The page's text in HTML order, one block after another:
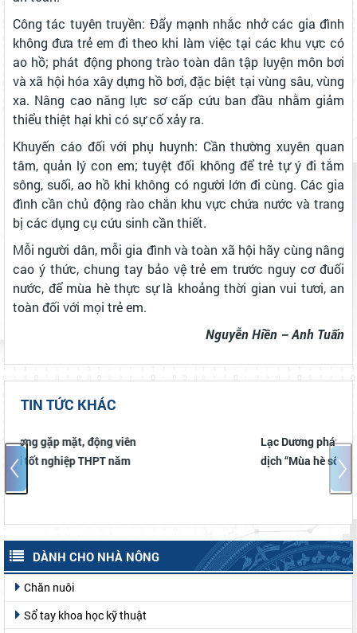
Công tác tuyên truyền: Đẩy mạnh nhắc nhở các gia đình
không đưa trẻ em đi theo khi làm việc tại các khu vực có
ao hồ; phát động phong trào toàn dân tập luyện môn bơi
và xã hội hóa xây dựng hồ bơi, đặc biệt tại vùng sâu, vùng
xa. Nâng cao năng lực sơ cấp cứu ban đầu nhằm giảm
thiểu thiệt hại khi có sự cố xảy ra.
Khuyến cáo đối với phụ huynh: Cần thường xuyên quan
tâm, quản lý con em; tuyệt đối không để trẻ tự ý đi tắm
sông, suối, ao hồ khi không có người lớn đi cùng. Các gia
đình cần chủ động rào chắn khu vực chứa nước và trang
bị các dụng cụ cứu sinh cần thiết.
Mỗi người dân, mỗi gia đình và toàn xã hội hãy cùng nâng
cao ý thức, chung tay bảo vệ trẻ em trước nguy cơ đuối
nước, để mùa hè thực sự là khoảng thời gian vui tươi, an
toàn đối với mọi trẻ em.
Nguyễn Hiền – Anh Tuấn
TIN TỨC KHÁC
Lạc Dương phát động và triển khai Chiến
dịch “Mùa hè số cùng VNeID” năm 2026
DÀNH CHO NHÀ NÔNG
Chăn nuôi
Sổ tay khoa học kỹ thuật